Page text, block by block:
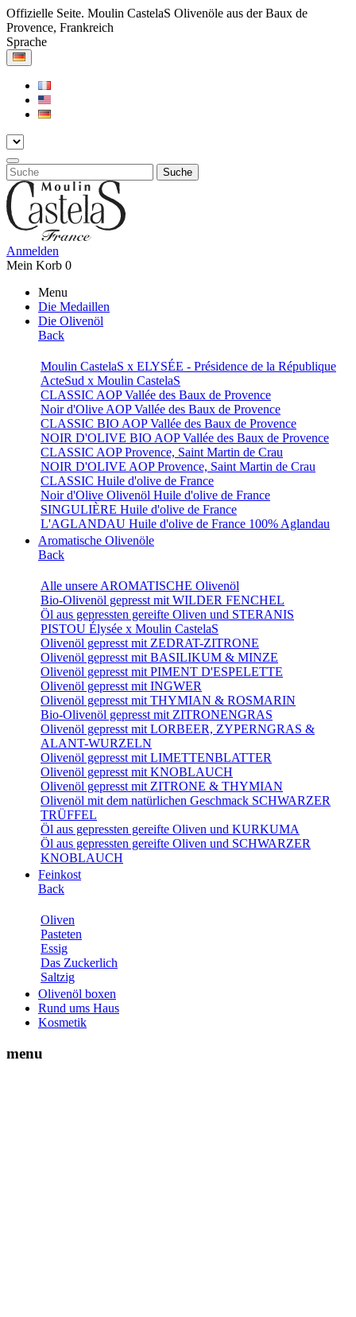
Offizielle Seite. Moulin CastelaS Olivenöle aus der Baux de
Provence, Frankreich
Sprache
Suche
Anmelden
Mein Korb 0
Menu
Die Medaillen
Die Olivenöl
Back
Moulin CastelaS x ELYSÉE - Présidence de la République
ActeSud x Moulin CastelaS
CLASSIC AOP Vallée des Baux de Provence
Noir d'Olive AOP Vallée des Baux de Provence
CLASSIC BIO AOP Vallée des Baux de Provence
NOIR D'OLIVE BIO AOP Vallée des Baux de Provence
CLASSIC AOP Provence, Saint Martin de Crau
NOIR D'OLIVE AOP Provence, Saint Martin de Crau
CLASSIC Huile d'olive de France
Noir d'Olive Olivenöl Huile d'olive de France
SINGULIÈRE Huile d'olive de France
L'AGLANDAU Huile d'olive de France 100% Aglandau
Aromatische Olivenöle
Back
Alle unsere AROMATISCHE Olivenöl
Bio-Olivenöl gepresst mit WILDER FENCHEL
Öl aus gepressten gereifte Oliven und STERANIS
PISTOU Élysée x Moulin CastelaS
Olivenöl gepresst mit ZEDRAT-ZITRONE
Olivenöl gepresst mit BASILIKUM & MINZE
Olivenöl gepresst mit PIMENT D'ESPELETTE
Olivenöl gepresst mit INGWER
Olivenöl gepresst mit THYMIAN & ROSMARIN
Bio-Olivenöl gepresst mit ZITRONENGRAS
Olivenöl gepresst mit LORBEER, ZYPERNGRAS &
ALANT-WURZELN
Olivenöl gepresst mit LIMETTENBLATTER
Olivenöl gepresst mit KNOBLAUCH
Olivenöl gepresst mit ZITRONE & THYMIAN
Olivenöl mit dem natürlichen Geschmack SCHWARZER
TRÜFFEL
Öl aus gepressten gereifte Oliven und KURKUMA
Öl aus gepressten gereifte Oliven und SCHWARZER
KNOBLAUCH
Feinkost
Back
Oliven
Pasteten
Essig
Das Zuckerlich
Saltzig
Olivenöl boxen
Rund ums Haus
Kosmetik
menu